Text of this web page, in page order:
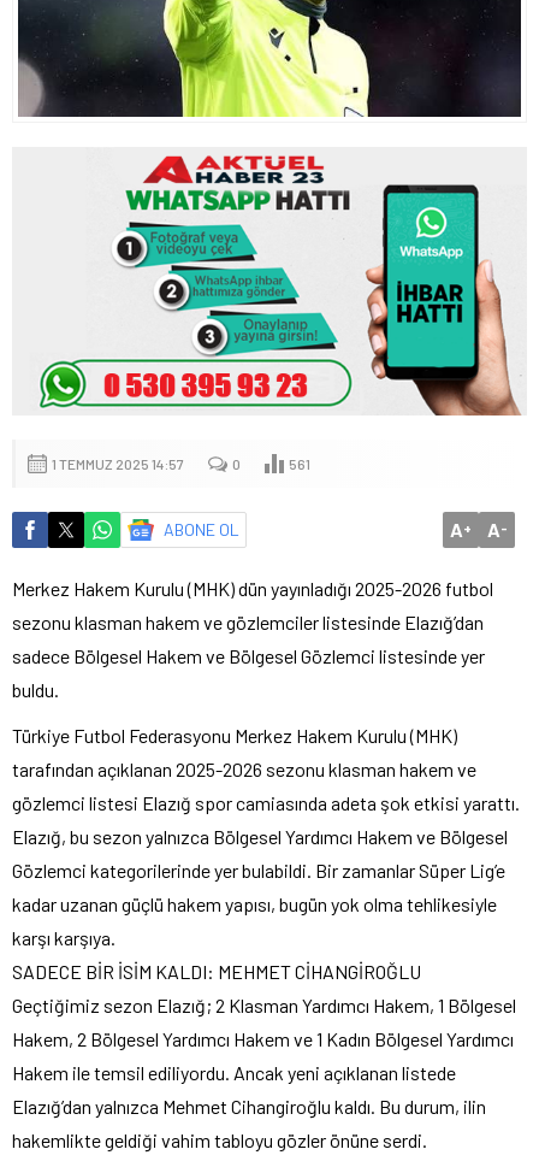
1 TEMMUZ 2025 14:57 0 561
ABONE OL A+ A-
Merkez Hakem Kurulu (MHK) dün yayınladığı 2025-2026 futbol
sezonu klasman hakem ve gözlemciler listesinde Elazığ’dan
sadece Bölgesel Hakem ve Bölgesel Gözlemci listesinde yer
buldu.
Türkiye Futbol Federasyonu Merkez Hakem Kurulu (MHK)
tarafından açıklanan 2025-2026 sezonu klasman hakem ve
gözlemci listesi Elazığ spor camiasında adeta şok etkisi yarattı.
Elazığ, bu sezon yalnızca Bölgesel Yardımcı Hakem ve Bölgesel
Gözlemci kategorilerinde yer bulabildi. Bir zamanlar Süper Lig’e
kadar uzanan güçlü hakem yapısı, bugün yok olma tehlikesiyle
karşı karşıya.
SADECE BİR İSİM KALDI: MEHMET CİHANGİROĞLU
Geçtiğimiz sezon Elazığ; 2 Klasman Yardımcı Hakem, 1 Bölgesel
Hakem, 2 Bölgesel Yardımcı Hakem ve 1 Kadın Bölgesel Yardımcı
Hakem ile temsil ediliyordu. Ancak yeni açıklanan listede
Elazığ’dan yalnızca Mehmet Cihangiroğlu kaldı. Bu durum, ilin
hakemlikte geldiği vahim tabloyu gözler önüne serdi.